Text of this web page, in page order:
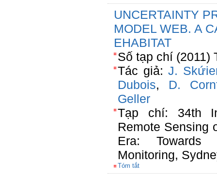
UNCERTAINTY
MODEL WEB. A
EHABITAT
Số tạp chí (2011)
Tác giả:J.
Dubois, D.
Geller
Tạp chí: 34th
Remote Sensing
Era: Towards
Monitoring,
Tóm tắt